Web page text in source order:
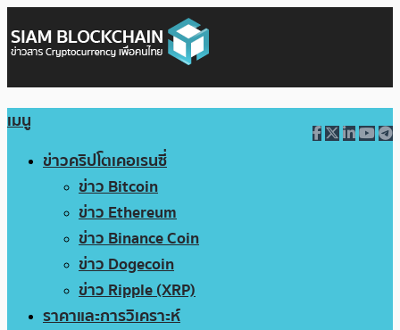
เมนู
ข่าวคริปโตเคอเรนซี่
ข่าว Bitcoin
ข่าว Ethereum
ข่าว Binance Coin
ข่าว Dogecoin
ข่าว Ripple (XRP)
ราคาและการวิเคราะห์